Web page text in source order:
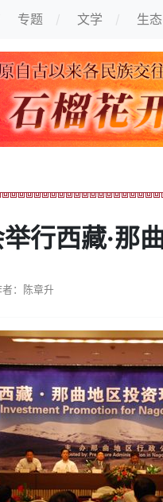
专题 文学 生态
行西藏·那
者：陈章升